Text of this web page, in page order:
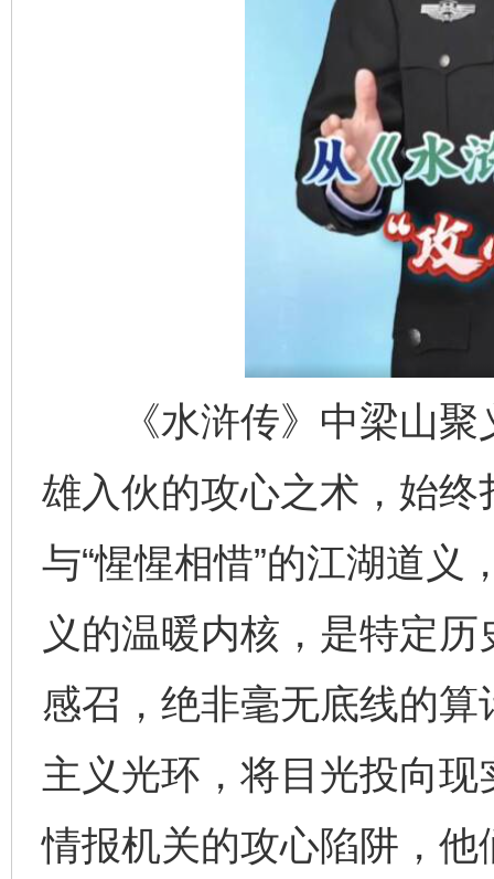
《水浒传》中梁山聚
雄入伙的攻心之术，始终
与“惺惺相惜”的江湖道义
义的温暖内核，是特定
感召，绝非毫无底线的
主义光环，将目光投向
情报机关的攻心陷阱，